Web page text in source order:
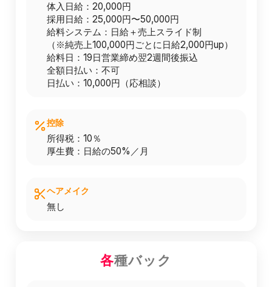
体入日給：20,000円
採用日給：25,000円〜50,000円
給料システム：日給＋売上スライド制
（※純売上100,000円ごとに日給2,000円up）
給料日：19日営業締め翌2週間後振込
全額日払い：不可
日払い：10,000円（応相談）
控除
所得税：10％
厚生費：日給の50%／月
ヘアメイク
無し
各種バック